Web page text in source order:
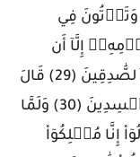
فِي
إِلَّآ أَن
قَالُواْ ٱئۡتِنَا بِعَذَابِ ٱللَّهِ إِن كُنتَ مِنَ ٱلصَّٰدِقِينَ (29) قَالَ
رَبِّ ٱنصُرۡنِي عَلَى ٱلۡقَوۡمِ ٱلۡمُفۡسِدِينَ (30) وَلَمَّا
إِنَّا مُهۡلِكُوٓاْ